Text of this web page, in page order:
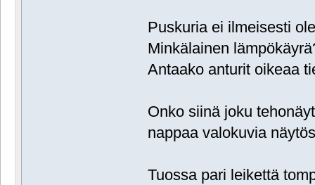
Puskuria ei ilmeisesti
Minkälainen
Antaako anturit oikeaa
Onko siinä joku
nappaa valokuvia
Tuossa pari leikettä